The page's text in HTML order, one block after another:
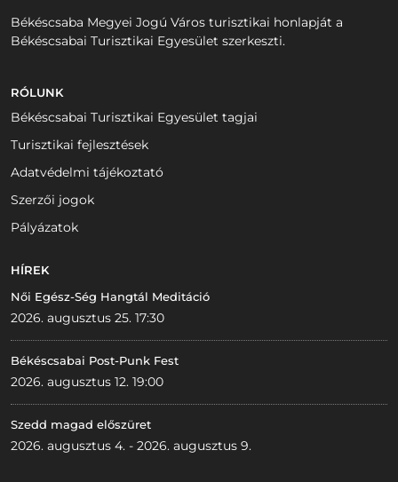
Békéscsaba Megyei Jogú Város turisztikai honlapját a
Békéscsabai Turisztikai Egyesület szerkeszti.
RÓLUNK
Békéscsabai Turisztikai Egyesület tagjai
Turisztikai fejlesztések
Adatvédelmi tájékoztató
Szerzői jogok
Pályázatok
HÍREK
Női Egész-Ség Hangtál Meditáció
2026. augusztus 25. 17:30
Békéscsabai Post-Punk Fest
2026. augusztus 12. 19:00
Szedd magad előszüret
2026. augusztus 4. - 2026. augusztus 9.